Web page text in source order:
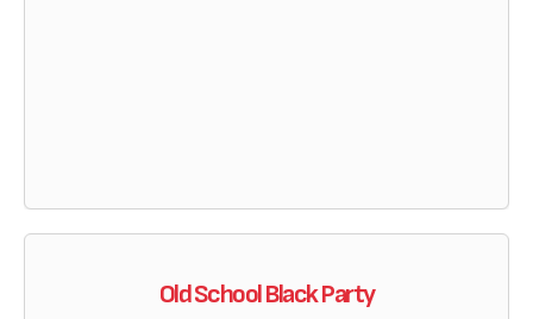
Old School Black Party